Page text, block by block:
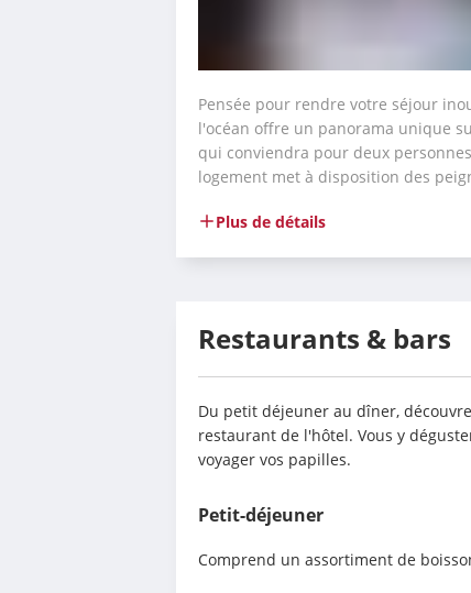
Pensée pour rendre votre séjour
l'océan offre un panorama unique
qui conviendra pour deux
logement met à disposition des
Plus de détails
Restaurants & bars
Du petit déjeuner au dîner,
restaurant de l'hôtel. Vous y
voyager vos papilles.
Petit-déjeuner
Comprend un assortiment de